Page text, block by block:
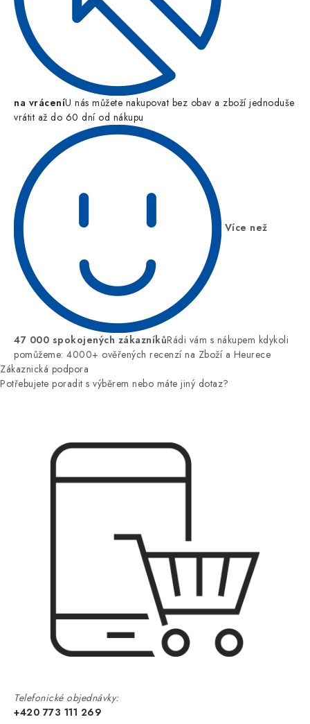
na vráceníU nás můžete nakupovat bez obav a zboží jednoduše
vrátit až do 60 dní od nákupu
Více než
47 000 spokojených zákazníkůRádi vám s nákupem kdykoli
pomůžeme: 4000+ ověřených recenzí na Zboží a Heurece
Zákaznická podpora
Potřebujete poradit s výběrem nebo máte jiný dotaz?
Telefonické objednávky:
+420 773 111 269